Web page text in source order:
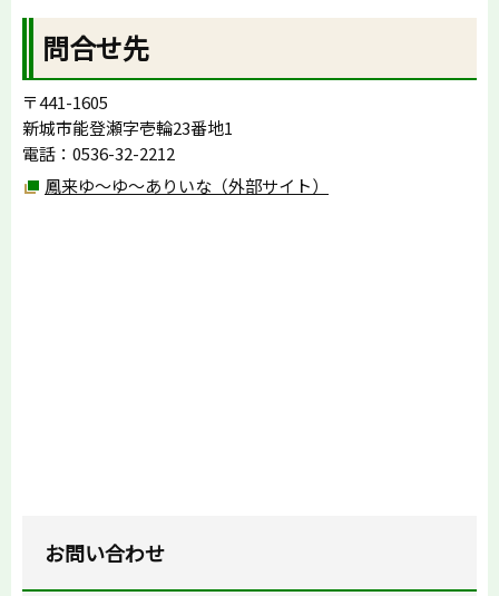
問合せ先
〒441-1605
新城市能登瀬字壱輪23番地1
電話：0536-32-2212
鳳来ゆ〜ゆ〜ありいな（外部サイト）
お問い合わせ